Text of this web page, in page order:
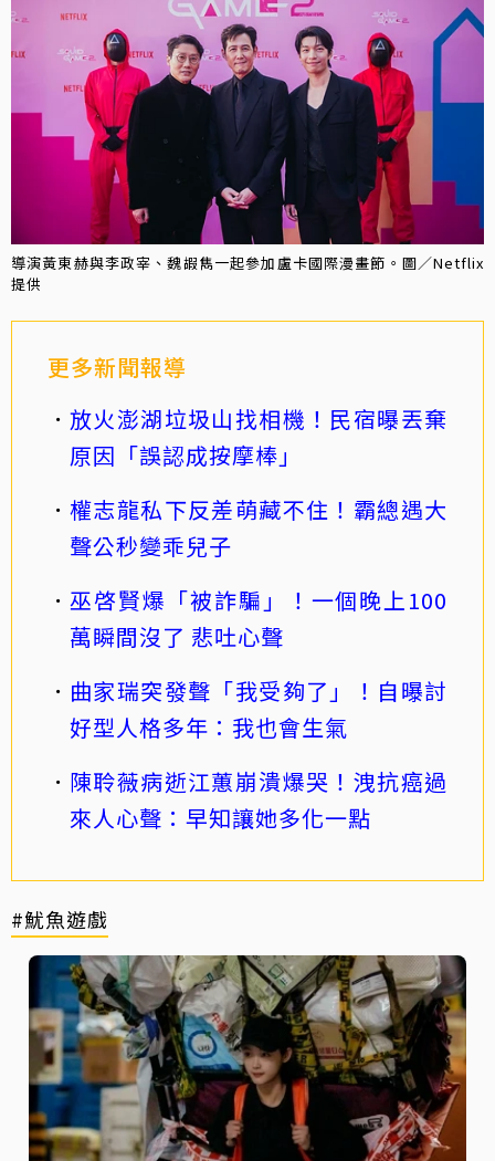
導演黃東赫與李政宰、魏嘏雋一起參加盧卡國際漫畫節。圖／Netflix
提供
更多新聞報導
放火澎湖垃圾山找相機！民宿曝丟棄
原因「誤認成按摩棒」
權志龍私下反差萌藏不住！霸總遇大
聲公秒變乖兒子
巫啓賢爆「被詐騙」！一個晚上100
萬瞬間沒了 悲吐心聲
曲家瑞突發聲「我受夠了」！自曝討
好型人格多年：我也會生氣
陳聆薇病逝江蕙崩潰爆哭！洩抗癌過
來人心聲：早知讓她多化一點
#魷魚遊戲